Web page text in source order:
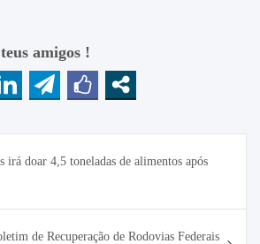
amigos !
irá doar 4,5 toneladas de alimentos após
de Recuperação de Rodovias Federais